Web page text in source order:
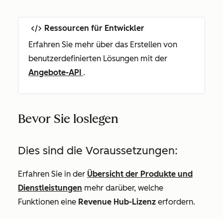
Ressourcen für Entwickler
Erfahren Sie mehr über das Erstellen von
benutzerdefinierten Lösungen mit der
Angebote-API .
Bevor Sie loslegen
Dies sind die Voraussetzungen:
Erfahren Sie in der Übersicht der Produkte und
Dienstleistungen mehr darüber, welche
Funktionen eine Revenue Hub-Lizenz erfordern.